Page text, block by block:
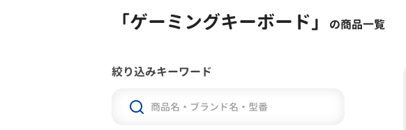
「ゲーミングキーボード」 の商品一覧
絞り込みキーワード